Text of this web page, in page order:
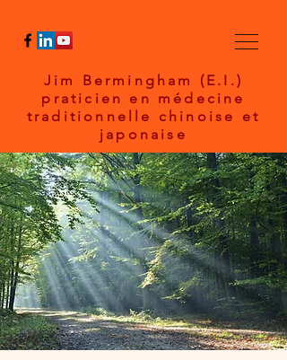
Jim Bermingham (E.I.)
praticien en médecine
traditionnelle chinoise et
japonaise